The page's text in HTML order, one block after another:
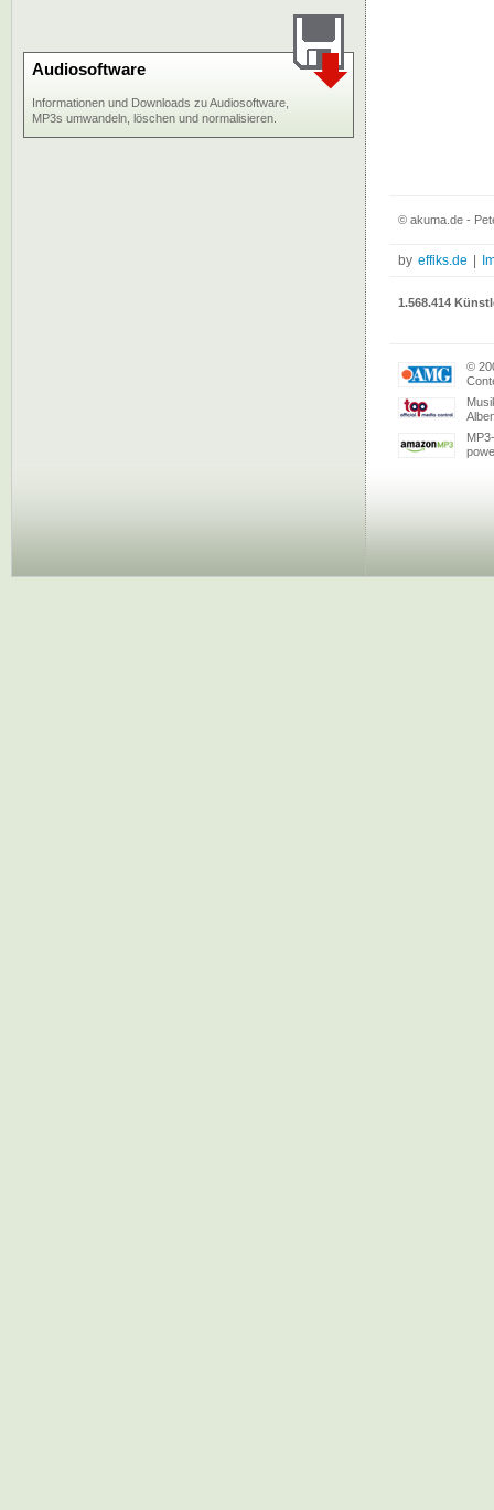
Audiosoftware
Informationen und Downloads zu Audiosoftware,
MP3s umwandeln, löschen und normalisieren.
© akuma.de -
by effiks.de
1.568.414
©